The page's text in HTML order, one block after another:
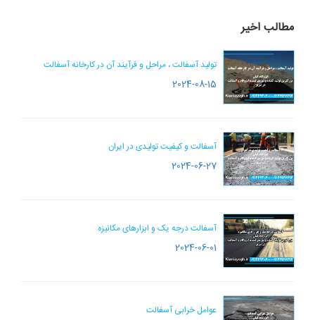
مطالب اخیر
تولید آسفالت ، مراحل و فرآیند آن در کارخانه آسفالت
2024-08-15
آسفالت و کیفیت تولیدی در ایران
2024-06-27
آسفالت درجه یک و ابزارهای مکانیزه
2024-06-01
عوامل خرابی آسفالت